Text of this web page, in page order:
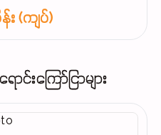
း (ကျပ်)
င်းကြော်ငြာများ